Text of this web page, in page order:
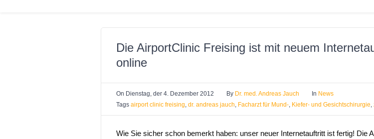
Die AirportClinic Freising ist mit neuem
online
On Dienstag, der 4. Dezember 2012 By Dr. med. Andreas Jauch In News
Tags airport clinic freising, dr. andreas jauch, Facharzt für Mund-, Kiefer- und Gesichtschirurgie,
Wie Sie sicher schon bemerkt haben: unser neuer Internetauftritt ist fertig! Die